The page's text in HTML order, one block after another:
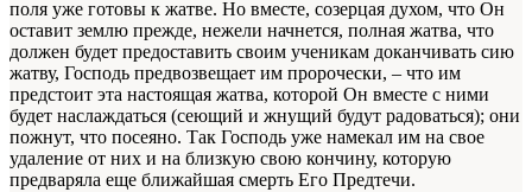
поля уже готовы к жатве. Но вместе, созерцая духом, что Он
оставит землю прежде, нежели начнется, полная жатва, что
должен будет предоставить своим ученикам доканчивать сию
жатву, Господь предвозвещает им пророчески, – что им
предстоит эта настоящая жатва, которой Он вместе с ними
будет наслаждаться (сеющий и жнущий будут радоваться); они
пожнут, что посеяно. Так Господь уже намекал им на свое
удаление от них и на близкую свою кончину, которую
предваряла еще ближайшая смерть Его Предтечи.